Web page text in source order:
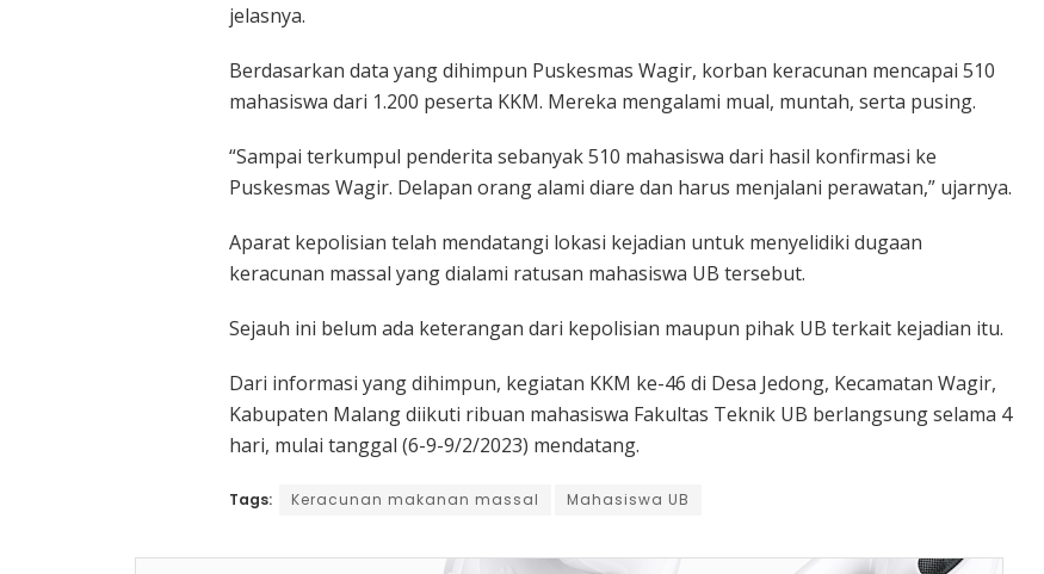
jelasnya.
Berdasarkan data yang dihimpun Puskesmas Wagir, korban keracunan mencapai 510
mahasiswa dari 1.200 peserta KKM. Mereka mengalami mual, muntah, serta pusing.
“Sampai terkumpul penderita sebanyak 510 mahasiswa dari hasil konfirmasi ke
Puskesmas Wagir. Delapan orang alami diare dan harus menjalani perawatan,” ujarnya.
Aparat kepolisian telah mendatangi lokasi kejadian untuk menyelidiki dugaan
keracunan massal yang dialami ratusan mahasiswa UB tersebut.
Sejauh ini belum ada keterangan dari kepolisian maupun pihak UB terkait kejadian itu.
Dari informasi yang dihimpun, kegiatan KKM ke-46 di Desa Jedong, Kecamatan Wagir,
Kabupaten Malang diikuti ribuan mahasiswa Fakultas Teknik UB berlangsung selama 4
hari, mulai tanggal (6-9-9/2/2023) mendatang.
Tags: Keracunan makanan massal Mahasiswa UB